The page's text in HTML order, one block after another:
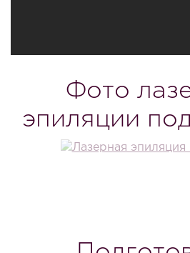
Фото
эпиляции